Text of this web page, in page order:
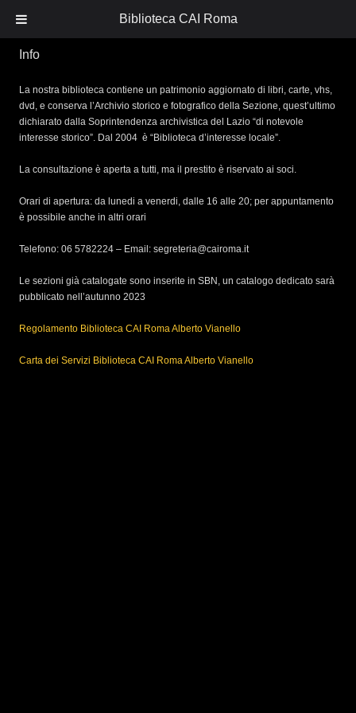
Info
La nostra biblioteca contiene un patrimonio aggiornato di libri, carte, vhs,
dvd, e conserva l’Archivio storico e fotografico della Sezione, quest’ultimo
dichiarato dalla Soprintendenza archivistica del Lazio “di notevole
interesse storico”. Dal 2004 è “Biblioteca d’interesse locale”.
La consultazione è aperta a tutti, ma il prestito è riservato ai soci.
Orari di apertura: da lunedi a venerdi, dalle 16 alle 20; per appuntamento
è possibile anche in altri orari
Telefono: 06 5782224 – Email: segreteria@cairoma.it
Le sezioni già catalogate sono inserite in SBN, un catalogo dedicato sarà
pubblicato nell’autunno 2023
Regolamento Biblioteca CAI Roma Alberto Vianello
Carta dei Servizi Biblioteca CAI Roma Alberto Vianello
Biblioteca CAI Roma